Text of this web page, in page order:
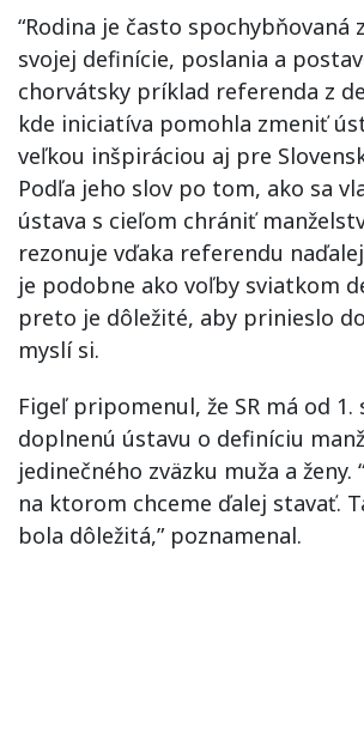
“Rodina je často spochybňovaná
svojej definície, poslania a
chorvátsky príklad referenda z
kde iniciatíva pomohla zmeniť
veľkou inšpiráciou aj pre
Podľa jeho slov po tom, ako sa
ústava s cieľom chrániť
rezonuje vďaka referendu
je podobne ako voľby sviatkom
preto je dôležité, aby prinieslo
myslí si.
Figeľ pripomenul, že SR má od
doplnenú ústavu o definíciu
jedinečného zväzku muža a ženy.
na ktorom chceme ďalej stavať.
bola dôležitá,” poznamenal.